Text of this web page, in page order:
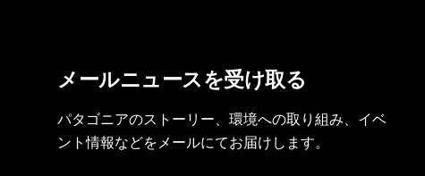
メールニュースを受け取る
パタゴニアのストーリー、環境への取り組み、イベ
ント情報などをメールにてお届けします。